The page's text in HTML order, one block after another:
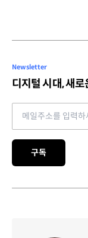
Newsletter
디지털 시대, 새
Email address
구독